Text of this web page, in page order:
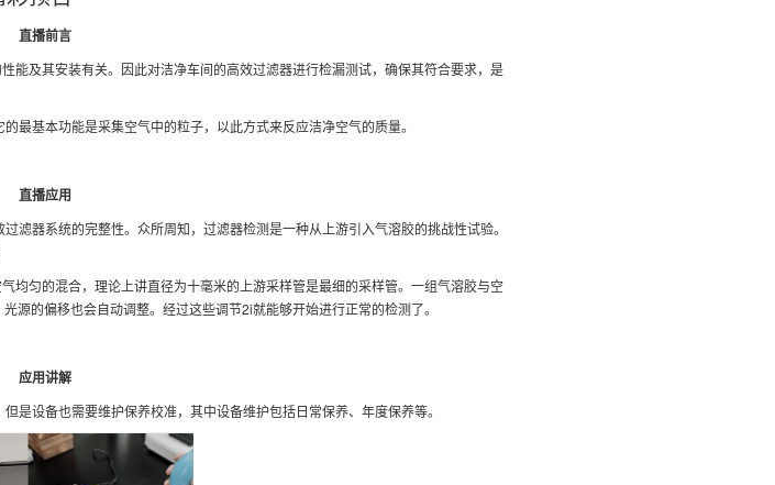
直播前言
能及其安装有关。因此对洁净车间的高效过滤器进行检漏测试，确保其符合要求，是
最基本功能是采集空气中的粒子，以此方式来反应洁净空气的质量。
直播应用
滤器系统的完整性。众所周知，过滤器检测是一种从上游引入气溶胶的挑战性试验。
均匀的混合，理论上讲直径为十毫米的上游采样管是最细的采样管。一组气溶胶与空
的偏移也会自动调整。经过这些调节2i就能够开始进行正常的检测了。
应用讲解
是设备也需要维护保养校准，其中设备维护包括日常保养、年度保养等。